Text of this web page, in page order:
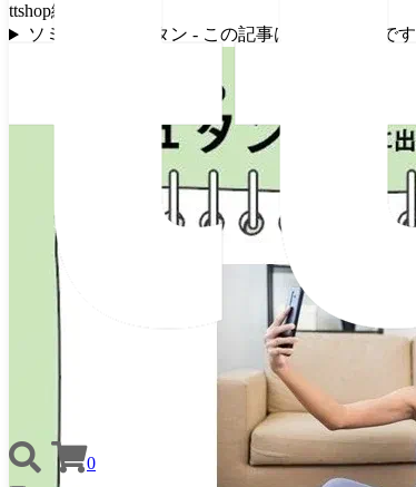
0
ttshop編集部
ソミ先生のジュタン - この記事は連載の一部です